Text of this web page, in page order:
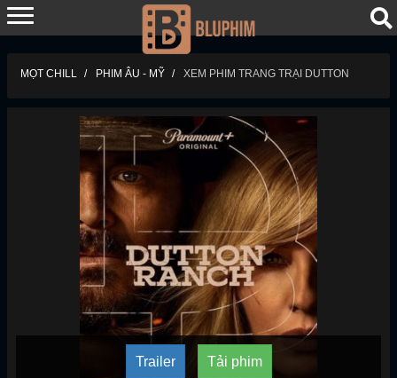
MỌT CHILL PHIM ÂU - MỸ XEM PHIM TRANG TRẠI DUTTON
Trailer Tải phim